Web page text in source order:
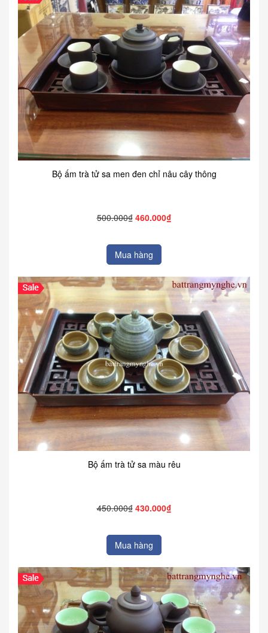
Bộ ấm trà tử sa men đen chỉ nâu cây thông
500.000₫ 460.000₫
Mua hàng
Bộ ấm trà tử sa màu rêu
450.000₫ 430.000₫
Mua hàng